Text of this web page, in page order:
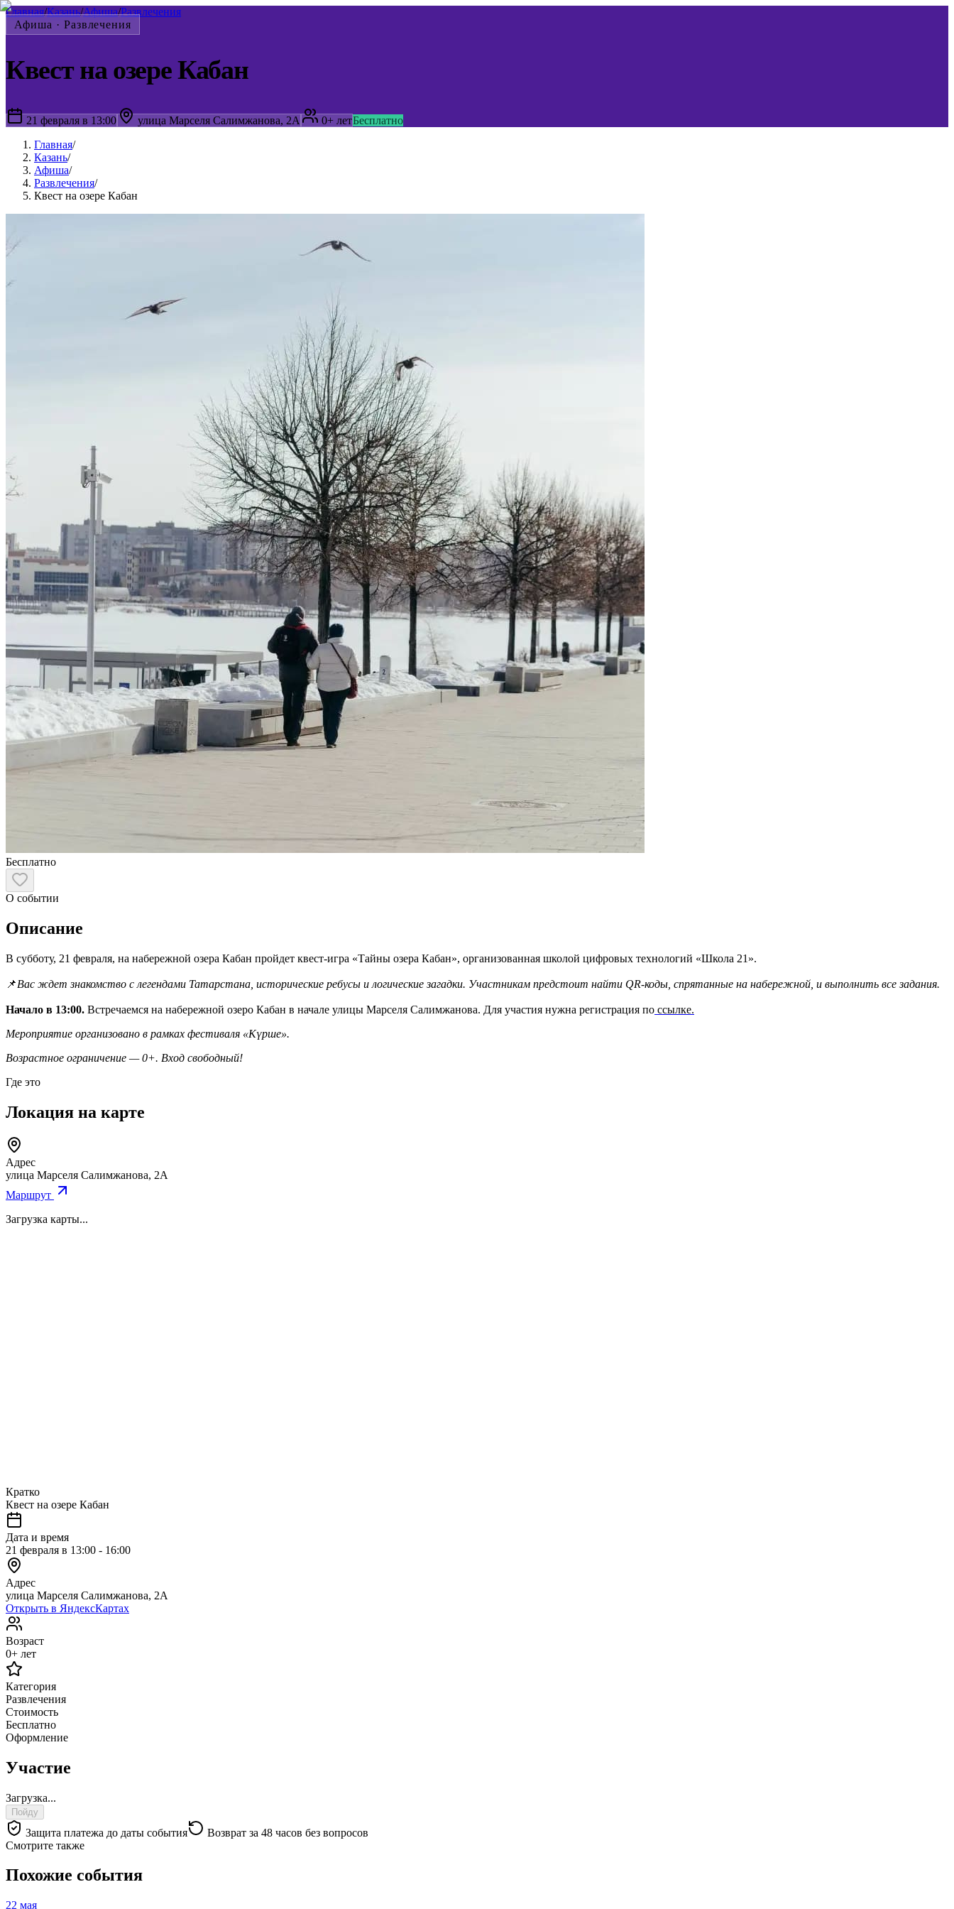
Главная/Казань/Афиша/Развлечения
Афиша · Развлечения
Квест на озере Кабан
21 февраля в 13:00 улица Марселя Салимжанова, 2А 0+ летБесплатно
Главная/
Казань/
Афиша/
Развлечения/
Квест на озере Кабан
Бесплатно
О событии
Описание
В субботу, 21 февраля, на набережной озера Кабан пройдет квест‑игра «Тайны озера Кабан», организованная школой цифровых технологий «Школа 21».
📌Вас ждет знакомство с легендами Татарстана, исторические ребусы и логические загадки. Участникам предстоит найти QR-коды, спрятанные на набережной, и выполнить все задания.
Начало в 13:00. Встречаемся на набережной озеро Кабан в начале улицы Марселя Салимжанова. Для участия нужна регистрация по ссылке.
Мероприятие организовано в рамках фестиваля «Күрше».
Возрастное ограничение — 0+. Вход свободный!
Где это
Локация на карте
Адрес
улица Марселя Салимжанова, 2А
Маршрут
Загрузка карты...
Кратко
Квест на озере Кабан
Дата и время
21 февраля в 13:00 - 16:00
Адрес
улица Марселя Салимжанова, 2А
Открыть в ЯндексКартах
Возраст
0+ лет
Категория
Развлечения
Стоимость
Бесплатно
Оформление
Участие
Загрузка...
Пойду
Защита платежа до даты события
Возврат за 48 часов без вопросов
Смотрите также
Похожие события
22 мая